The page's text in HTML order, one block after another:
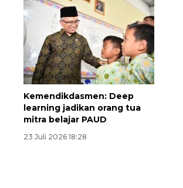
Kemendikdasmen: Deep
learning jadikan orang tua
mitra belajar PAUD
23 Juli 2026 18:28